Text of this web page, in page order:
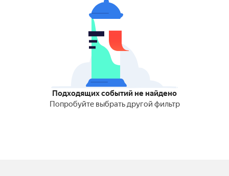
Подходящих событий не найдено
Попробуйте выбрать другой фильтр